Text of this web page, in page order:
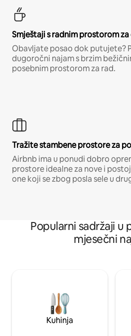
Smještaji s radnim prostorom
Obavljate posao dok putujete?
dugoročni najam s brzim
posebnim prostorom za rad.
Tražite stambene prostore za
Airbnb ima u ponudi dobro
prostore idealne za nove i
one koji se zbog posla sele u
Popularni sadržaji u
mjesečni
Kuhinja